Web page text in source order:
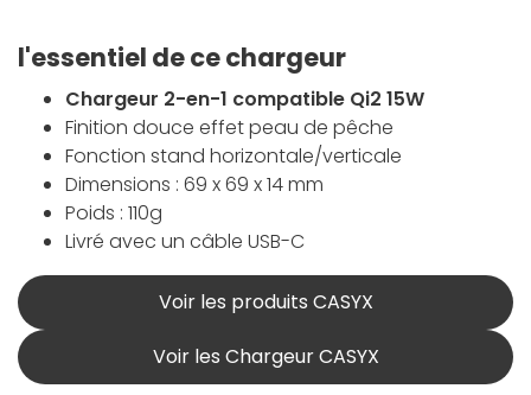
l'essentiel de ce chargeur
Chargeur 2-en-1 compatible Qi2 15W
Finition douce effet peau de pêche
Fonction stand horizontale/verticale
Dimensions : 69 x 69 x 14 mm
Poids : 110g
Livré avec un câble USB-C
Voir les produits CASYX
Voir les Chargeur CASYX